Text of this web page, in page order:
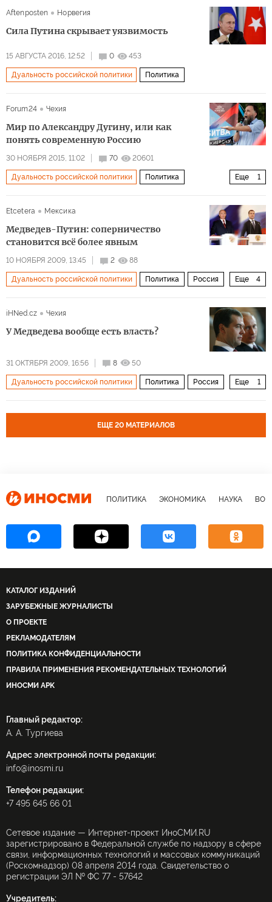
Aftenposten Норвегия
Сила Путина скрывает уязвимость
15 АВГУСТА 2016, 12:52 0 453
Дуальность российской политики Политика
Forum24 Чехия
Мир по Александру Дугину, или как
понять современную Россию
30 НОЯБРЯ 2015, 11:02 70 20601
Еще 1
Дуальность российской политики Политика
Etcetera
Мексика
Медведев-Путин: соперничество
становится всё более явным
10 НОЯБРЯ 2009, 13:45 2 88
Еще 4
Дуальность российской политики Политика Россия
iHNed.cz
Чехия
У Медведева вообще есть власть?
31 ОКТЯБРЯ 2009, 16:56 8 50
Еще 1
Дуальность российской политики Политика Россия
ЕЩЕ 20 МАТЕРИАЛОВ
ПОЛИТИКА ЭКОНОМИКА НАУКА
КАТАЛОГ ИЗДАНИЙ
ЗАРУБЕЖНЫЕ ЖУРНАЛИСТЫ
О ПРОЕКТЕ
РЕКЛАМОДАТЕЛЯМ
ПОЛИТИКА КОНФИДЕНЦИАЛЬНОСТИ
ПРАВИЛА ПРИМЕНЕНИЯ РЕКОМЕНДАТЕЛЬНЫХ ТЕХНОЛОГИЙ
ИНОСМИ APK
Главный редактор:
А. А. Тургиева
Адрес электронной почты редакции:
info@inosmi.ru
Телефон редакции:
+7 495 645 66 01
Сетевое издание — Интернет-проект ИноСМИ.RU
зарегистрировано в Федеральной службе по надзору в сфере
связи, информационных технологий и массовых коммуникаций
(Роскомнадзор) 08 апреля 2014 года. Свидетельство о
регистрации ЭЛ № ФС 77 - 57642
Учредитель: